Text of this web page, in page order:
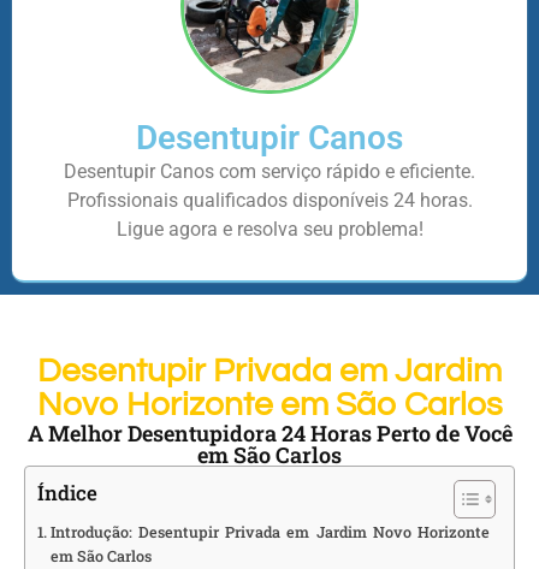
Desentupir Canos
Desentupir Canos com serviço rápido e eficiente.
Profissionais qualificados disponíveis 24 horas.
Ligue agora e resolva seu problema!
Desentupir Privada em Jardim
Novo Horizonte em São Carlos
A Melhor Desentupidora 24 Horas Perto de Você
em São Carlos
Índice
Introdução: Desentupir Privada em Jardim Novo Horizonte
em São Carlos